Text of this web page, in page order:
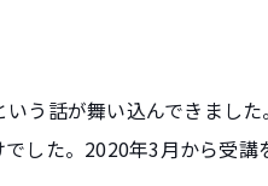
う話が舞い込んできました
した。2020年3月から受講